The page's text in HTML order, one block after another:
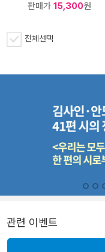
판매가 15,300원
전체선택
관련 이벤트